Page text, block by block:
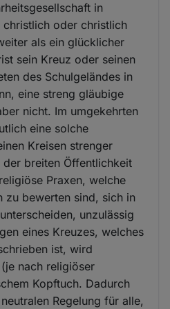
in
oder christlich
als ein glücklicher
sein Kreuz oder seinen
des Schulgeländes in
eine streng gläubige
nicht. Im umgekehrten
eine solche
Kreisen strenger
breiten Öffentlichkeit
Praxen, welche
zu bewerten sind, sich in
unzulässig
eines Kreuzes, welches
ist, wird
nach religiöser
Kopftuch. Dadurch
Regelung für alle,